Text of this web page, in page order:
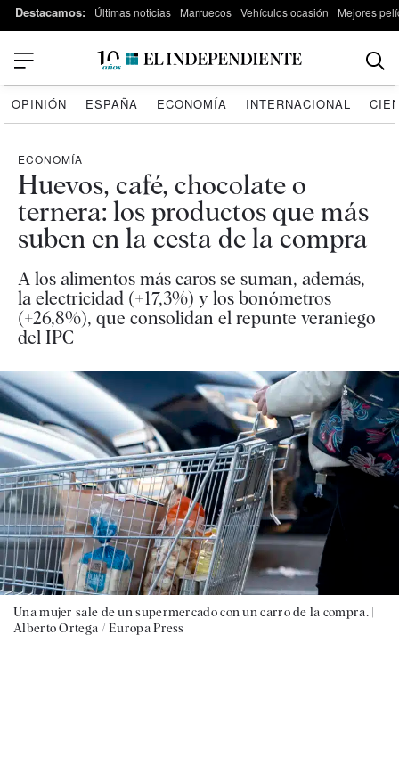
Destacamos: Últimas noticias Marruecos Vehículos ocasión Mejores
OPINIÓN ESPAÑA ECONOMÍA INTERNACIONAL
ECONOMÍA
Huevos, café, chocolate o
ternera: los productos que más
suben en la cesta de la compra
A los alimentos más caros se suman, además,
la electricidad (+17,3%) y los bonómetros
(+26,8%), que consolidan el repunte veraniego
del IPC
Una mujer sale de un supermercado con un carro de la compra. |
Alberto Ortega / Europa Press